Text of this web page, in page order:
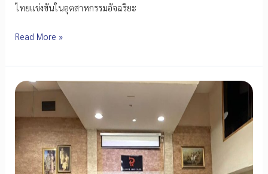
ไทยแข่งขันในอุตสาหกรรมอัจฉริยะ
สถาบัน
จัด
กิจกรรม
“DEMO
Day
พลัง
สมรรถนะ
Read More »